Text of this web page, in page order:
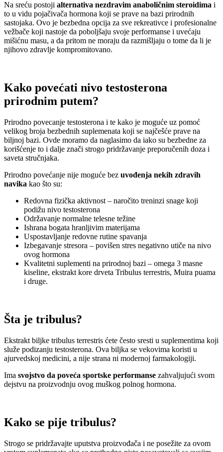
Na sreću postoji alternativa nezdravim anaboličnim steroidima i
to u vidu pojačivača hormona koji se prave na bazi prirodnih
sastojaka. Ovo je bezbedna opcija za sve rekreativce i profesionalne
vežbače koji nastoje da poboljšaju svoje performanse i uvećaju
mišićnu masu, a da pritom ne moraju da razmišljaju o tome da li je
njihovo zdravlje kompromitovano.
Kako povećati nivo testosterona
prirodnim putem?
Prirodno povecanje testosterona i te kako je moguće uz pomoć
velikog broja bezbednih suplemenata koji se najčešće prave na
biljnoj bazi. Ovde moramo da naglasimo da iako su bezbedne za
korišćenje to i dalje znači strogo pridržavanje preporučenih doza i
saveta stručnjaka.
Prirodno povećanje nije moguće bez uvođenja nekih zdravih
navika kao što su:
Redovna fizička aktivnost – naročito treninzi snage koji
podižu nivo testosterona
Održavanje normalne telesne težine
Ishrana bogata hranljivim materijama
Uspostavljanje redovne rutine spavanja
Izbegavanje stresora – povišen stres negativno utiče na nivo
ovog hormona
Kvalitetni suplementi na prirodnoj bazi – omega 3 masne
kiseline, ekstrakt kore drveta Tribulus terrestris, Muira puama
i druge.
Šta je tribulus?
Ekstrakt biljke tribulus terrestris ćete često sresti u suplementima koji
služe podizanju testosterona. Ova biljka se vekovima koristi u
ajurvedskoj medicini, a nije strana ni modernoj farmakologiji.
Ima svojstvo da poveća sportske performanse zahvaljujući svom
dejstvu na proizvodnju ovog muškog polnog hormona.
Kako se pije tribulus?
Strogo se pridržavajte uputstva proizvođača i ne posežite za ovom